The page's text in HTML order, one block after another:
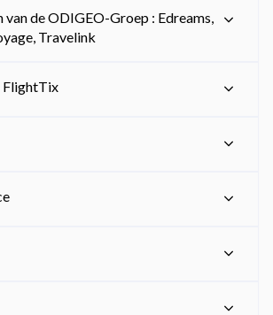
van de ODIGEO-Groep : Edreams,
Travelink
FlightTix